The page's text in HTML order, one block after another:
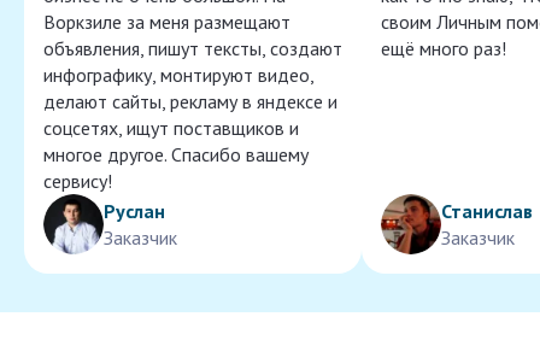
Воркзиле за меня размещают
объявления, пишут тексты, создают
инфографику, монтируют видео,
делают сайты, рекламу в яндексе и
соцсетях, ищут поставщиков и
многое другое. Спасибо вашему
сервису!
Руслан
Заказчик
своим Личным
ещё много раз!
Станислав
Заказчик